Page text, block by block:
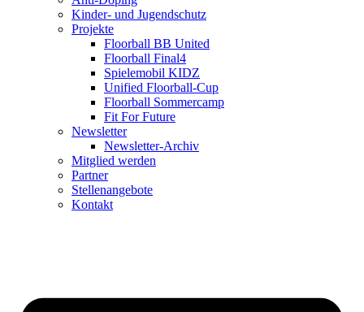
Kinder- und Jugendschutz
Projekte
Floorball BB United
Floorball Final4
Spielemobil KIDZ
Unified Floorball-Cup
Floorball Sommercamp
Fit For Future
Newsletter
Newsletter-Archiv
Mitglied werden
Partner
Stellenangebote
Kontakt